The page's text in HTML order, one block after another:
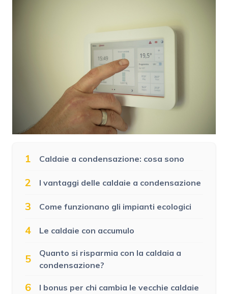
1 Caldaie a condensazione: cosa sono
2 I vantaggi delle caldaie a condensazione
3 Come funzionano gli impianti ecologici
4 Le caldaie con accumulo
5
Quanto si risparmia con la caldaia a
condensazione?
6 I bonus per chi cambia le vecchie caldaie